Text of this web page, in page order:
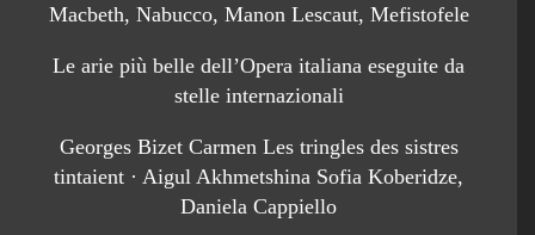
Macbeth, Nabucco, Manon Lescaut, Mefistofele
Le arie più belle dell’Opera italiana eseguite da
stelle internazionali
Georges Bizet Carmen Les tringles des sistres
tintaient · Aigul Akhmetshina Sofia Koberidze,
Daniela Cappiello